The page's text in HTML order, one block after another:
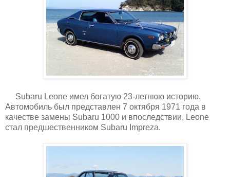
Subaru Leone имел богатую 23-летнюю историю.
Автомобиль был представлен 7 октября 1971 года в
качестве замены Subaru 1000 и впоследствии, Leone
стал предшественником Subaru Impreza.